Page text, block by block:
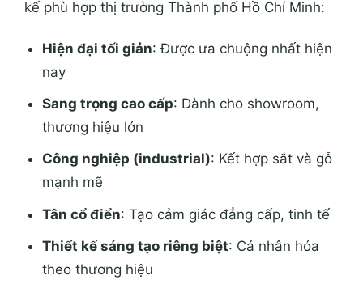
kế phù hợp thị trường Thành phố Hồ Chí Minh:
Hiện đại tối giản: Được ưa chuộng nhất hiện
nay
Sang trọng cao cấp: Dành cho showroom,
thương hiệu lớn
Công nghiệp (industrial): Kết hợp sắt và gỗ
mạnh mẽ
Tân cổ điển: Tạo cảm giác đẳng cấp, tinh tế
Thiết kế sáng tạo riêng biệt: Cá nhân hóa
theo thương hiệu